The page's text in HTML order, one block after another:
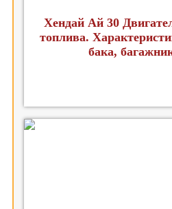
Хендай Ай 30
топлива.
бака,